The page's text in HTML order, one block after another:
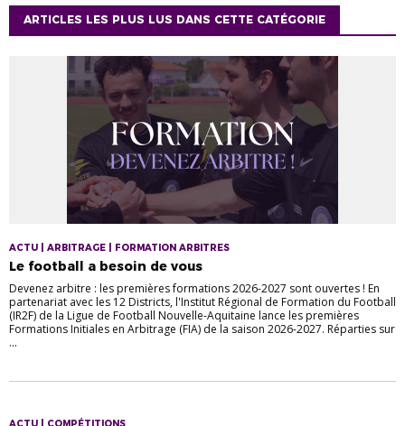
ARTICLES LES PLUS LUS DANS CETTE CATÉGORIE
ACTU | ARBITRAGE | FORMATION ARBITRES
Le football a besoin de vous
Devenez arbitre : les premières formations 2026-2027 sont ouvertes ! En
partenariat avec les 12 Districts, l'Institut Régional de Formation du Football
(IR2F) de la Ligue de Football Nouvelle-Aquitaine lance les premières
Formations Initiales en Arbitrage (FIA) de la saison 2026-2027. Réparties sur
...